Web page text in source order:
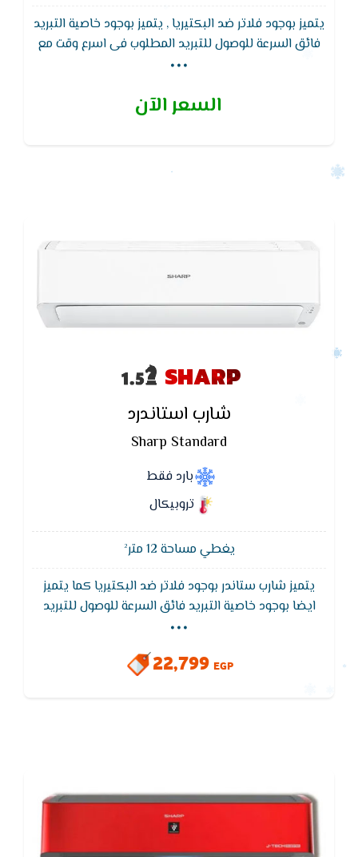
يتميز بوجود فلاتر ضد البكتيريا , يتميز بوجود خاصية التبريد
فائق السرعة للوصول للتبريد المطلوب فى اسرع وقت مع
توفير فى التيار الكهربائى ويتميز بخاصية التشغيل
...
السعر الآن
SHARP
شارب استاندرد
Sharp Standard
بارد فقط
تروبيكال
يغطي مساحة 12 متر²
يتميز شارب ستاندر بوجود فلاتر ضد البكتيريا كما يتميز
ايضا بوجود خاصية التبريد فائق السرعة للوصول للتبريد
المطلوب فى اسرع وقت مع توفير فى التيار الكهربائى
الانقطاع
...
22,799 EGP